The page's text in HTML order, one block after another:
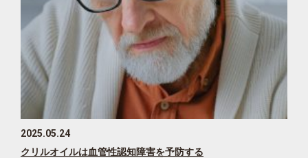
2025.05.24
クリルオイルは血管性認知障害を予防する